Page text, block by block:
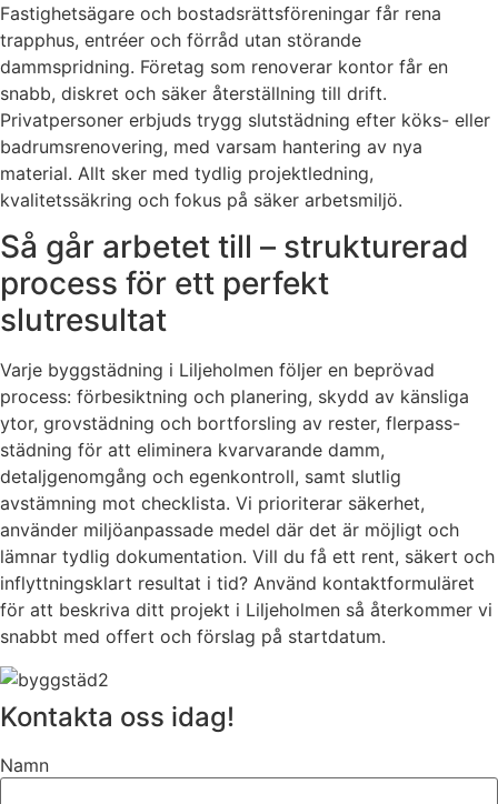
Fastighetsägare och bostadsrättsföreningar får rena
trapphus, entréer och förråd utan störande
dammspridning. Företag som renoverar kontor får en
snabb, diskret och säker återställning till drift.
Privatpersoner erbjuds trygg slutstädning efter köks- eller
badrumsrenovering, med varsam hantering av nya
material. Allt sker med tydlig projektledning,
kvalitetssäkring och fokus på säker arbetsmiljö.
Så går arbetet till – strukturerad
process för ett perfekt
slutresultat
Varje byggstädning i Liljeholmen följer en beprövad
process: förbesiktning och planering, skydd av känsliga
ytor, grovstädning och bortforsling av rester, flerpass-
städning för att eliminera kvarvarande damm,
detaljgenomgång och egenkontroll, samt slutlig
avstämning mot checklista. Vi prioriterar säkerhet,
använder miljöanpassade medel där det är möjligt och
lämnar tydlig dokumentation. Vill du få ett rent, säkert och
inflyttningsklart resultat i tid? Använd kontaktformuläret
för att beskriva ditt projekt i Liljeholmen så återkommer vi
snabbt med offert och förslag på startdatum.
Kontakta oss idag!
Namn